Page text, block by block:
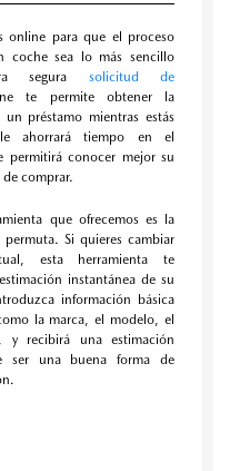
online para que el proceso
coche sea lo más sencillo
segura solicitud de
te permite obtener la
un préstamo mientras estás
ahorrará tiempo en el
permitirá conocer mejor su
comprar.
que ofrecemos es la
Si quieres cambiar
esta herramienta te
instantánea de su
información básica
la marca, el modelo, el
y recibirá una estimación
ser una buena forma de